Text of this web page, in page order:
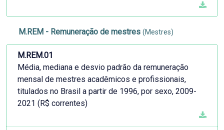
M.REM - Remuneração de mestres (Mestres)
M.REM.01
Média, mediana e desvio padrão da remuneração
mensal de mestres acadêmicos e profissionais,
titulados no Brasil a partir de 1996, por sexo, 2009-
2021 (R$ correntes)